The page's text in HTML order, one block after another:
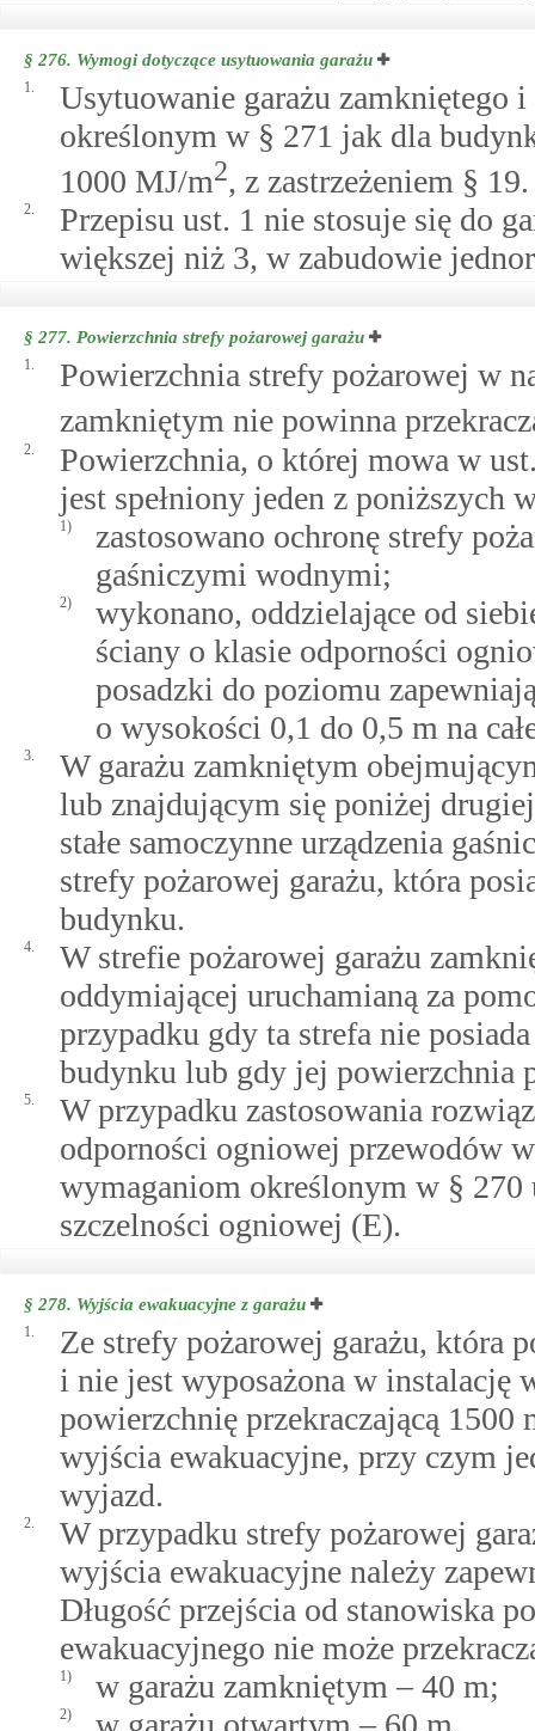
§ 276. Wymogi dotyczące usytuowania garażu
1.
Usytuowanie garażu zamkniętego
określonym w § 271 jak dla
1000 MJ/m2, z zastrzeżeniem § 19.
2.
Przepisu ust. 1 nie stosuje się do
większej niż 3, w zabudowie
§ 277. Powierzchnia strefy pożarowej garażu
1.
Powierzchnia strefy pożarowej w
zamkniętym nie powinna
2.
Powierzchnia, o której mowa w
jest spełniony jeden z poniższych
1)
zastosowano ochronę strefy
gaśniczymi wodnymi;
2)
wykonano, oddzielające od
ściany o klasie odporności
posadzki do poziomu
o wysokości 0,1 do 0,5 m na
3.
W garażu zamkniętym
lub znajdującym się poniżej
stałe samoczynne urządzenia
strefy pożarowej garażu, która
budynku.
4.
W strefie pożarowej garażu
oddymiającej uruchamianą za
przypadku gdy ta strefa nie
budynku lub gdy jej powierzchnia
5.
W przypadku zastosowania
odporności ogniowej przewodów
wymaganiom określonym w §
szczelności ogniowej (E).
§ 278. Wyjścia ewakuacyjne z garażu
1.
Ze strefy pożarowej garażu, która
i nie jest wyposażona w instalację
powierzchnię przekraczającą
wyjścia ewakuacyjne, przy czym
wyjazd.
2.
W przypadku strefy pożarowej
wyjścia ewakuacyjne należy
Długość przejścia od stanowiska
ewakuacyjnego nie może
1) w garażu zamkniętym – 40 m;
2)